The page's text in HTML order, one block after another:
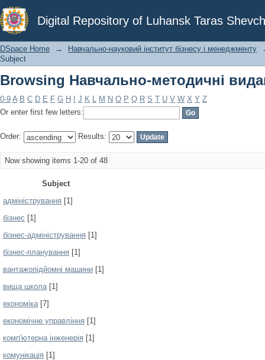
Digital Repository of Luhansk Taras
Browsing Навчально-методичні
DSpace Home → Навчально-науковий інститут бізнесу і менеджменту
Subject
Browsing Навчально-методичні
0-9 A B C D E F G H J K L M N O P Q R S T U V W X Y Z
Or enter first few letters:
Order: Results:
Now showing items 1-20 of 48
Subject
адміністрування [1]
бізнес [1]
бізнес-адміністрування [1]
бізнес-планування [1]
вантажопідйомні машини [1]
вища школа[1]
економіка[7]
економічне управління [1]
комп'ютерна інженерія [1]
комунікація [1]